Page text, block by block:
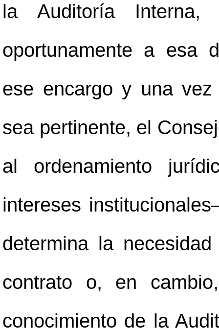
la Auditoría
oportunamente a esa
ese encargo y una
sea pertinente, el
al ordenamiento
intereses institucionales
determina la
contrato o, en
conocimiento de la